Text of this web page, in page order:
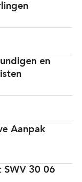
en
Aanpak
30 06